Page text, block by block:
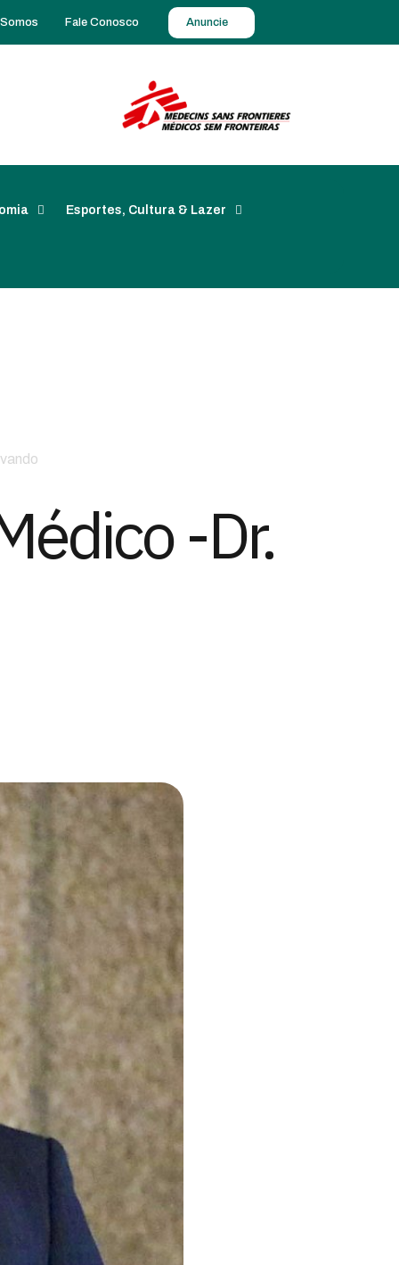
Fale Conosco Anuncie
Esportes, Cultura & Lazer
-Dr.